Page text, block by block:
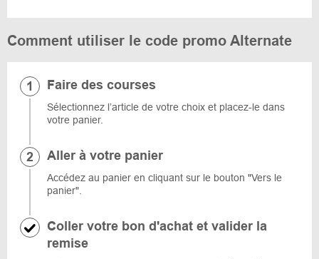
Comment utiliser le code promo Alternate
Faire des courses
Sélectionnez l’article de votre choix et placez-le dans
votre panier.
Aller à votre panier
Accédez au panier en cliquant sur le bouton "Vers le
panier".
Coller votre bon d'achat et valider la
remise